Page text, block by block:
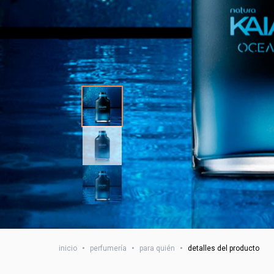
inicio • perfumería • para quién • detalles del producto